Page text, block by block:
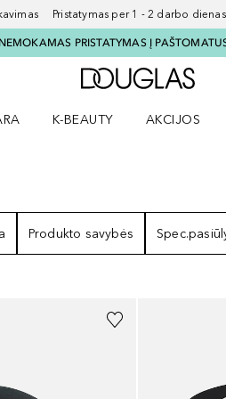
Pristatymas per 1 - 2 darbo dienas
NEMOKAMAS PRISTATYMAS Į
Į
K-BEAUTY
AKCIJOS
Produkto savybės